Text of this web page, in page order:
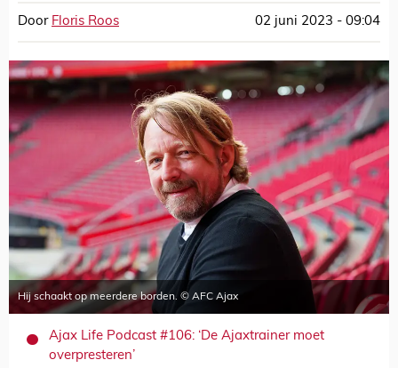
Door Floris Roos 02 juni 2023 - 09:04
Hij schaakt op meerdere borden. © AFC Ajax
Ajax Life Podcast #106: ‘De Ajaxtrainer moet
overpresteren’